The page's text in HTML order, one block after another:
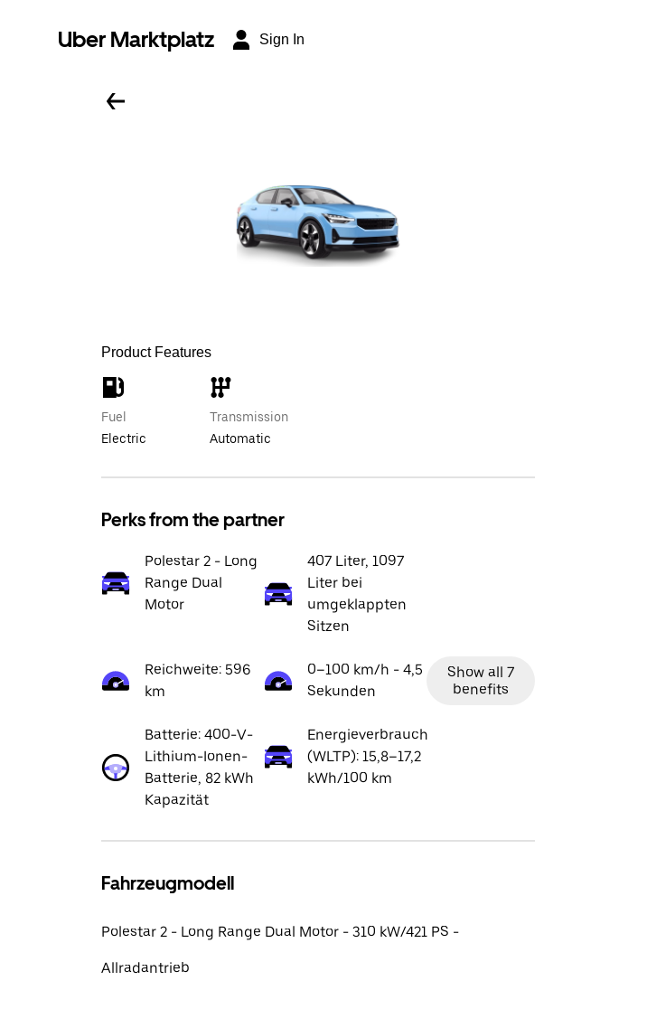
Uber Marktplatz Sign In
Product Features
Fuel
Electric
Transmission
Automatic
Perks from the partner
Polestar 2 - Long
Range Dual
Motor
407 Liter, 1097
Liter bei
umgeklappten
Sitzen
Reichweite: 596
km
0–100 km/h - 4,5
Sekunden
Batterie: 400-V-
Lithium-Ionen-
Batterie, 82 kWh
Kapazität
Energieverbrauch
(WLTP): 15,8–17,2
kWh/100 km
Show all 7
benefits
Fahrzeugmodell
Polestar 2 - Long Range Dual Motor - 310 kW/421 PS -
Allradantrieb